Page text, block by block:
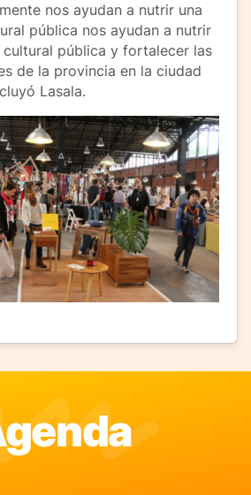
nos ayudan a nutrir una
pública nos ayudan a nutrir
cultural pública y fortalecer las
de la provincia en la ciudad
Lasala.